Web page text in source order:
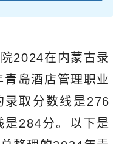
2024在内蒙古录
岛酒店管理职业
录取分数线是276
是284分。以下是